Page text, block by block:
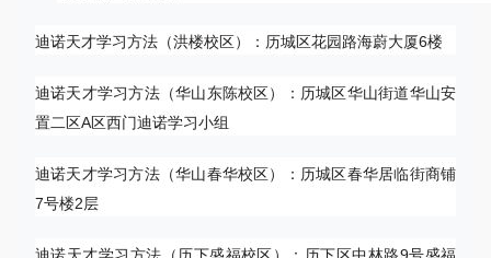
迪诺天才学习方法（洪楼校区）：历城区花园路海蔚大厦6楼
迪诺天才学习方法（华山东陈校区）：历城区华山街道华山安
置二区A区西门迪诺学习小组
迪诺天才学习方法（华山春华校区）：历城区春华居临街商铺
7号楼2层